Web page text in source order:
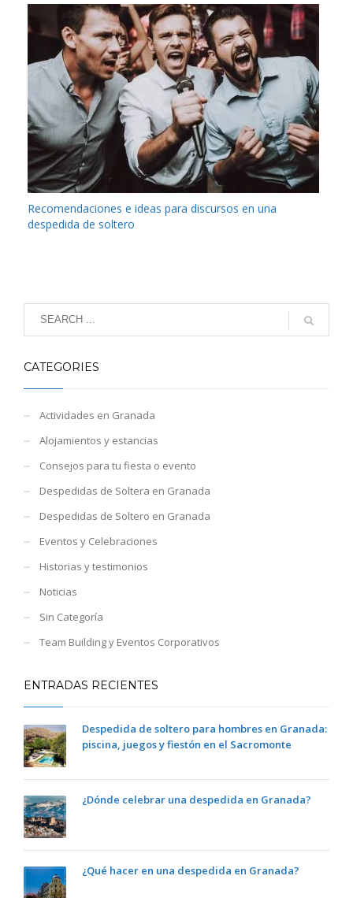
Recomendaciones e ideas para discursos en una
despedida de soltero
CATEGORIES
Actividades en Granada
Alojamientos y estancias
Consejos para tu fiesta o evento
Despedidas de Soltera en Granada
Despedidas de Soltero en Granada
Eventos y Celebraciones
Historias y testimonios
Noticias
Sin Categoría
Team Building y Eventos Corporativos
ENTRADAS RECIENTES
Despedida de soltero para hombres en Granada:
piscina, juegos y fiestón en el Sacromonte
¿Dónde celebrar una despedida en Granada?
¿Qué hacer en una despedida en Granada?